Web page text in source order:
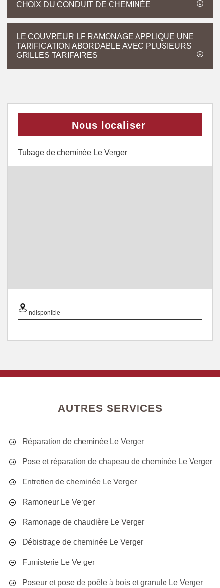
CHOIX DU CONDUIT DE CHEMINÉE
LE COUVREUR LF RAMONAGE APPLIQUE UNE
TARIFICATION ABORDABLE AVEC PLUSIEURS
GRILLES TARIFAIRES
Nous localiser
Tubage de cheminée Le Verger
indisponible
AUTRES SERVICES
Réparation de cheminée Le Verger
Pose et réparation de chapeau de cheminée Le Verger
Entretien de cheminée Le Verger
Ramoneur Le Verger
Ramonage de chaudière Le Verger
Débistrage de cheminée Le Verger
Fumisterie Le Verger
Poseur et pose de poêle à bois et granulé Le Verger